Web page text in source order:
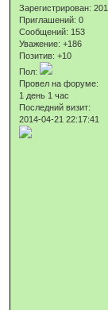
Зарегистрирован:
Приглашений: 0
Сообщений: 153
Уважение: +186
Позитив: +10
Пол:
Провел на форуме:
1 день 1 час
Последний визит:
2014-04-21 22:17:41